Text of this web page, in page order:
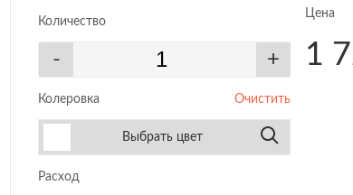
Количество
- +
Цена
1
Колеровка Очистить
Выбрать цвет
Расход